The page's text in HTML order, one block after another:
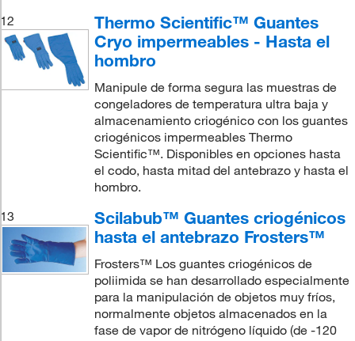
12
Thermo Scientific™ Guantes
Cryo impermeables - Hasta el
hombro
Manipule de forma segura las muestras de
congeladores de temperatura ultra baja y
almacenamiento criogénico con los guantes
criogénicos impermeables Thermo
Scientific™. Disponibles en opciones hasta
el codo, hasta mitad del antebrazo y hasta el
hombro.
13
Scilabub™ Guantes criogénicos
hasta el antebrazo Frosters™
Frosters™ Los guantes criogénicos de
poliimida se han desarrollado especialmente
para la manipulación de objetos muy fríos,
normalmente objetos almacenados en la
fase de vapor de nitrógeno líquido (de -120